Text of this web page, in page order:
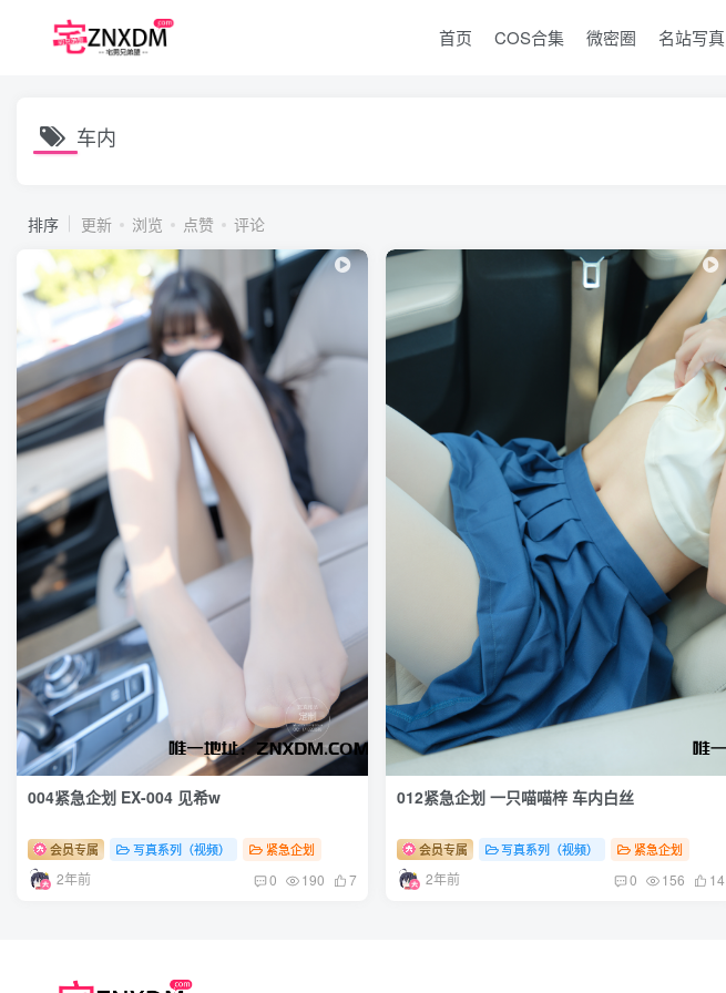
首页 COS合集 微密圈 名站写真
车内
排序 更新 浏览 点赞 评论
004紧急企划 EX-004 见希w
会员专属 写真系列（视频） 紧急企划
2年前 0 190 7
012紧急企划 一只喵喵梓 车内白丝
会员专属 写真系列（视频） 紧急企划
2年前 0 156 14